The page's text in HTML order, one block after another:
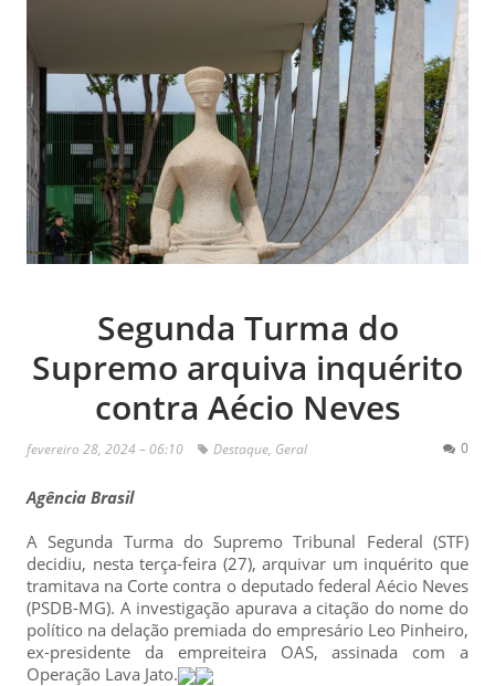
Segunda Turma do
Supremo arquiva inquérito
contra Aécio Neves
fevereiro 28, 2024 – 06:10 Destaque, Geral 0
Agência Brasil
A Segunda Turma do Supremo Tribunal Federal (STF)
decidiu, nesta terça-feira (27), arquivar um inquérito que
tramitava na Corte contra o deputado federal Aécio Neves
(PSDB-MG). A investigação apurava a citação do nome do
político na delação premiada do empresário Leo Pinheiro,
ex-presidente da empreiteira OAS, assinada com a
Operação Lava Jato.